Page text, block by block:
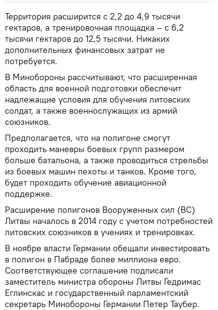
Территория расширится с 2,2 до 4,9 тысячи
гектаров, а тренировочная площадка – с 6,2
тысячи гектаров до 12,5 тысячи. Никаких
дополнительных финансовых затрат не
потребуется.
В Минобороны рассчитывают, что расширенная
область для военной подготовки обеспечит
надлежащие условия для обучения литовских
солдат, а также военнослужащих из армий
союзников.
Предполагается, что на полигоне смогут
проходить маневры боевых групп размером
больше батальона, а также проводиться стрельбы
из боевых машин пехоты и танков. Кроме того,
будет проходить обучение авиационной
поддержке.
Расширение полигонов Вооруженных сил (ВС)
Литвы началось в 2014 году с учетом потребностей
литовских союзников в учениях и тренировках.
В ноябре власти Германии обещали инвестировать
в полигон в Пабраде более миллиона евро.
Соответствующее соглашение подписали
заместитель министра обороны Литвы Гедримас
Еглинскас и государственный парламентский
секретарь Минобороны Германии Петер Таубер.